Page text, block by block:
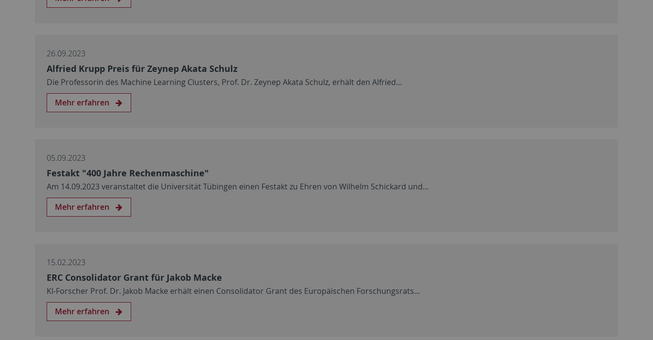
26.09.2023
Alfried Krupp Preis für Zeynep Akata Schulz
Die Professorin des Machine Learning Clusters, Prof. Dr. Zeynep Akata Schulz, erhält den Alfried…
Mehr erfahren
05.09.2023
Festakt "400 Jahre Rechenmaschine"
Am 14.09.2023 veranstaltet die Universität Tübingen einen Festakt zu Ehren von Wilhelm Schickard und…
Mehr erfahren
15.02.2023
ERC Consolidator Grant für Jakob Macke
KI-Forscher Prof. Dr. Jakob Macke erhält einen Consolidator Grant des Europäischen Forschungsrats…
Mehr erfahren